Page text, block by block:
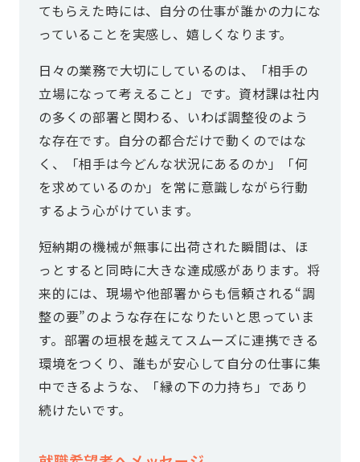
てもらえた時には、自分の仕事が誰かの力にな
っていることを実感し、嬉しくなります。
日々の業務で大切にしているのは、「相手の
立場になって考えること」です。資材課は社内
の多くの部署と関わる、いわば調整役のよう
な存在です。自分の都合だけで動くのではな
く、「相手は今どんな状況にあるのか」「何
を求めているのか」を常に意識しながら行動
するよう心がけています。
短納期の機械が無事に出荷された瞬間は、ほ
っとすると同時に大きな達成感があります。将
来的には、現場や他部署からも信頼される“調
整の要”のような存在になりたいと思っていま
す。部署の垣根を越えてスムーズに連携できる
環境をつくり、誰もが安心して自分の仕事に集
中できるような、「縁の下の力持ち」であり
続けたいです。